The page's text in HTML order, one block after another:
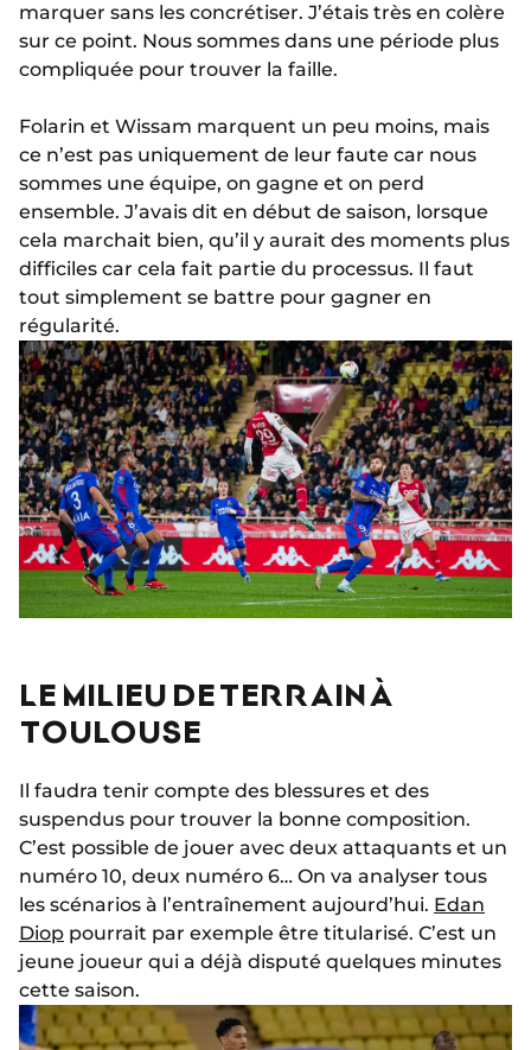
marquer sans les concrétiser. J’étais très en colère
sur ce point. Nous sommes dans une période plus
compliquée pour trouver la faille.
Folarin et Wissam marquent un peu moins, mais
ce n’est pas uniquement de leur faute car nous
sommes une équipe, on gagne et on perd
ensemble. J’avais dit en début de saison, lorsque
cela marchait bien, qu’il y aurait des moments plus
difficiles car cela fait partie du processus. Il faut
tout simplement se battre pour gagner en
régularité.
LE MILIEU DE TERRAIN À
TOULOUSE
Il faudra tenir compte des blessures et des
suspendus pour trouver la bonne composition.
C’est possible de jouer avec deux attaquants et un
numéro 10, deux numéro 6… On va analyser tous
les scénarios à l’entraînement aujourd’hui. Edan
Diop pourrait par exemple être titularisé. C’est un
jeune joueur qui a déjà disputé quelques minutes
cette saison.